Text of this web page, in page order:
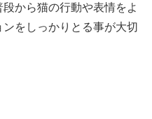
から猫の行動や表情をよ
をしっかりとる事が大切